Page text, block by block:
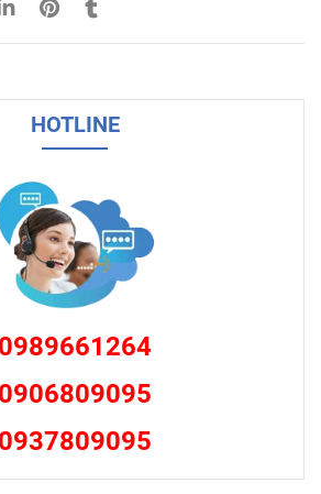
HOTLINE
0989661264
0906809095
0937809095